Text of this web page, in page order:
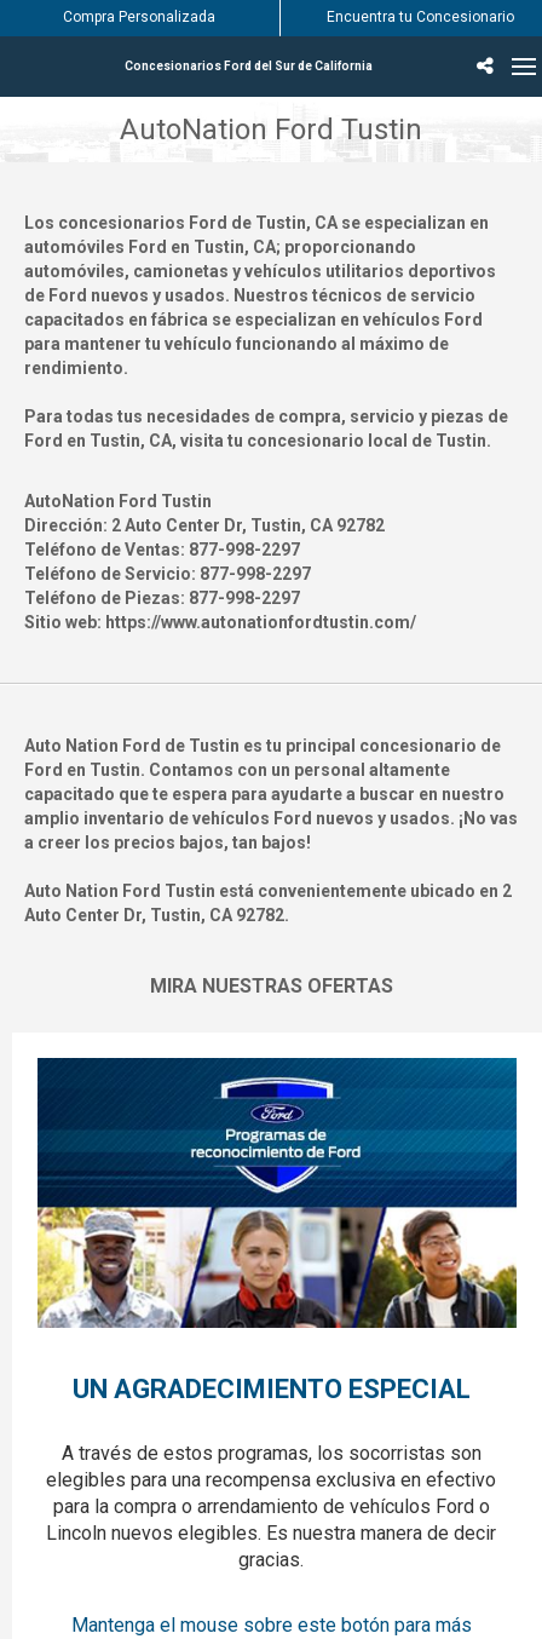
Concesionarios Ford del Sur de California
Compra Personalizada Encuentra tu Concesionario
AutoNation Ford Tustin
Los concesionarios Ford de Tustin, CA se especializan en
automóviles Ford en Tustin, CA; proporcionando
automóviles, camionetas y vehículos utilitarios deportivos
de Ford nuevos y usados. Nuestros técnicos de servicio
capacitados en fábrica se especializan en vehículos Ford
para mantener tu vehículo funcionando al máximo de
rendimiento.
Para todas tus necesidades de compra, servicio y piezas de
Ford en Tustin, CA, visita tu concesionario local de Tustin.
AutoNation Ford Tustin
Dirección: 2 Auto Center Dr, Tustin, CA 92782
Teléfono de Ventas: 877-998-2297
Teléfono de Servicio: 877-998-2297
Teléfono de Piezas: 877-998-2297
Sitio web: https://www.autonationfordtustin.com/
Auto Nation Ford de Tustin es tu principal concesionario de
Ford en Tustin. Contamos con un personal altamente
capacitado que te espera para ayudarte a buscar en nuestro
amplio inventario de vehículos Ford nuevos y usados. ¡No vas
a creer los precios bajos, tan bajos!
Auto Nation Ford Tustin está convenientemente ubicado en 2
Auto Center Dr, Tustin, CA 92782.
MIRA NUESTRAS OFERTAS
UN AGRADECIMIENTO ESPECIAL
A través de estos programas, los socorristas son
elegibles para una recompensa exclusiva en efectivo
para la compra o arrendamiento de vehículos Ford o
Lincoln nuevos elegibles. Es nuestra manera de decir
gracias.
Mantenga el mouse sobre este botón para más